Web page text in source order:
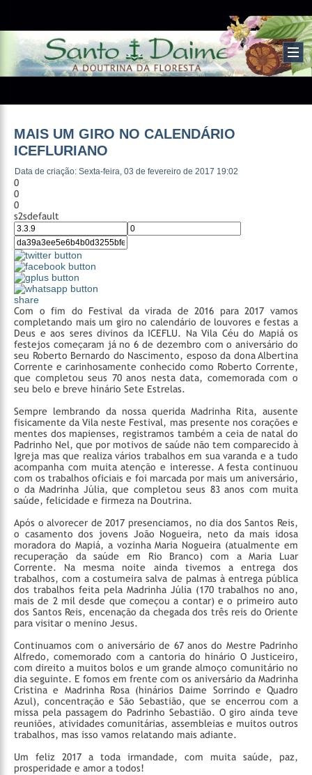
MAIS UM GIRO NO CALENDÁRIO
ICEFLURIANO
Data de criação: Sexta-feira, 03 de fevereiro de 2017 19:02
0
0
0
s2sdefault
share
Com o fim do Festival da virada de 2016 para 2017 vamos
completando mais um giro no calendário de louvores e festas a
Deus e aos seres divinos da ICEFLU. Na Vila Céu do Mapiá os
festejos começaram já no 6 de dezembro com o aniversário do
seu Roberto Bernardo do Nascimento, esposo da dona Albertina
Corrente e carinhosamente conhecido como Roberto Corrente,
que completou seus 70 anos nesta data, comemorada com o
seu belo e breve hinário Sete Estrelas.
Sempre lembrando da nossa querida Madrinha Rita, ausente
fisicamente da Vila neste Festival, mas presente nos corações e
mentes dos mapienses, registramos também a ceia de natal do
Padrinho Nel, que por motivos de saúde não tem comparecido à
Igreja mas que realiza vários trabalhos em sua varanda e a tudo
acompanha com muita atenção e interesse. A festa continuou
com os trabalhos oficiais e foi marcada por mais um aniversário,
o da Madrinha Júlia, que completou seus 83 anos com muita
saúde, felicidade e firmeza na Doutrina.
Após o alvorecer de 2017 presenciamos, no dia dos Santos Reis,
o casamento dos jovens João Nogueira, neto da mais idosa
moradora do Mapiá, a vozinha Maria Nogueira (atualmente em
recuperação da saúde em Rio Branco) com a Maria Luar
Corrente. Na mesma noite ainda tivemos a entrega dos
trabalhos, com a costumeira salva de palmas à entrega pública
dos trabalhos feita pela Madrinha Júlia (170 trabalhos no ano,
mais de 2 mil desde que começou a contar) e o primeiro auto
dos Santos Reis, encenação da chegada dos três reis do Oriente
para visitar o menino Jesus.
Continuamos com o aniversário de 67 anos do Mestre Padrinho
Alfredo, comemorado com a cantoria do hinário O Justiceiro,
com direito a muitos bolos e um grande almoço comunitário no
dia seguinte. E fomos em frente com os aniversário da Madrinha
Cristina e Madrinha Rosa (hinários Daime Sorrindo e Quadro
Azul), concentração e São Sebastião, que se encerrou com a
missa pela passagem do Padrinho Sebastião. O giro ainda teve
reuniões, atividades comunitárias, assembleias e muitos outros
trabalhos, mas isso vamos relatando mais adiante.
Um feliz 2017 a toda irmandade, com muita saúde, paz,
prosperidade e amor a todos!